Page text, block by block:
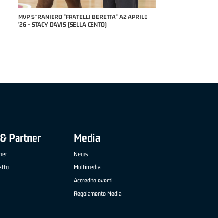
MVP "FRATELLI BERETTA" SAMUEL DILAS B
NAZIONALE APRILE '26 - MARCO RESTELLI (TAV
Partner Media
News
Multimedia
Accredito eventi
Regolamento Media